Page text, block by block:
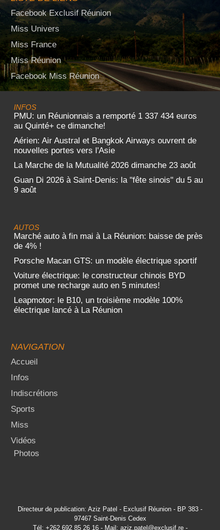
Facebook Exclusif Réunion
Miss Univers
Miss France
Miss Réunion
Facebook Miss Réunion
INFOS
PMU: un Réunionnais a remporté 1 337 434 euros
au Quinté+ ce dimanche!
Aérien: Air Austral et Bangkok Airways ouvrent de
nouvelles portes vers l'Asie
La Marche de la Mutualité 2026 dimanche 23 août
Guan Di 2026 à Saint-Denis: la "fête sinois" du 5 au
9 août
AUTOS
Marché auto à fin mai à La Réunion: baisse de près
de 4% !
Porsche Macan GTS: un modèle électrique sportif
Voiture électrique: le constructeur chinois BYD
promet une recharge auto en 5 minutes!
Leapmotor: le B10, un troisième modèle 100%
électrique lancé à La Réunion
NAVIGATION
Accueil
Infos
Indiscrétions
Sports
Miss
Vidéos
Photos
Directeur de publication: Aziz Patel - Exclusif Réunion - BP 383 -
97467 Saint-Denis Cedex
Tél: +262 692 85 26 16 - Mail: aziz.patel@exclusif.re -